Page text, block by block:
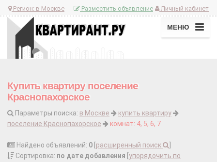
Регион: в Москве Личный кабинет
Разместить объявление
МЕНЮ
Купить квартиру поселение
Краснопахорское
Параметры поиска: в Москве
купить квартиру
поселение Краснопахорское
комнат: 4, 5, 6, 7
Найдено объявлений: 0 расширенный поиск
Сортировка: по дате добавления упорядочить по